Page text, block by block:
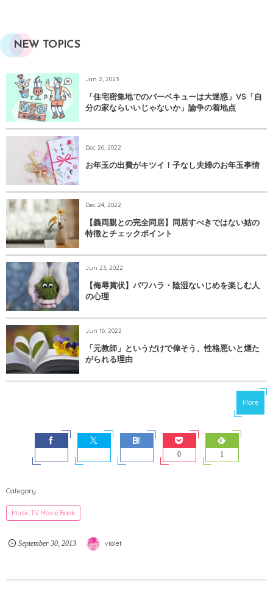
NEW TOPICS
Jan 2, 2023
「住宅密集地でのバーベキューは大迷惑」VS「自
分の家ならいいじゃないか」論争の着地点
Dec 26, 2022
お年玉の出費がキツイ！子なし夫婦のお年玉事情
Dec 24, 2022
【義両親との完全同居】同居すべきではない姑の
特徴とチェックポイント
Jun 23, 2022
【侮辱賞状】パワハラ・陰湿ないじめを楽しむ人
の心理
Jun 16, 2022
「元教師」というだけで偉そう、性格悪いと煙た
がられる理由
More
0 1
Music.TV.Movie.Book
September 30, 2013 violet